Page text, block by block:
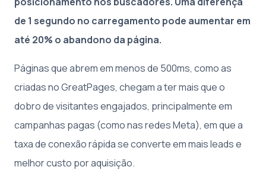
de 1 segundo no carregamento pode aumentar em
até 20% o abandono da página.
Páginas que abrem em menos de 500ms, como as
criadas no GreatPages, chegam a ter mais que o
dobro de visitantes engajados, principalmente em
campanhas pagas (como nas redes Meta), em que a
taxa de conexão rápida se converte em mais leads e
melhor custo por aquisição.